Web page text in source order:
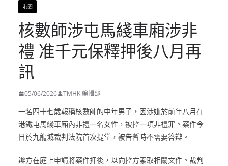
港聞
核數師涉屯馬綫車廂涉非
禮 准千元保釋押後八月再
訊
05/06/2026 TMHK 編輯部
一名四十七歲報稱核數師的中年男子，因涉嫌於前年八月在
港鐵屯馬綫車廂內非禮一名女性，被控一項非禮罪。案件今
日於九龍城裁判法院首次提堂，被告暫時不需要答辯。
辯方在庭上申請將案件押後，以向控方索取相關文件。裁判